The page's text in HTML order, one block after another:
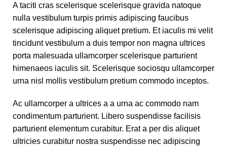
A taciti cras scelerisque scelerisque gravida natoque
nulla vestibulum turpis primis adipiscing faucibus
scelerisque adipiscing aliquet pretium. Et iaculis mi velit
tincidunt vestibulum a duis tempor non magna ultrices
porta malesuada ullamcorper scelerisque parturient
himenaeos iaculis sit. Scelerisque sociosqu ullamcorper
urna nisl mollis vestibulum pretium commodo inceptos.
Ac ullamcorper a ultrices a a urna ac commodo nam
condimentum parturient. Libero suspendisse facilisis
parturient elementum curabitur. Erat a per dis aliquet
ultricies curabitur nostra suspendisse nec adipiscing